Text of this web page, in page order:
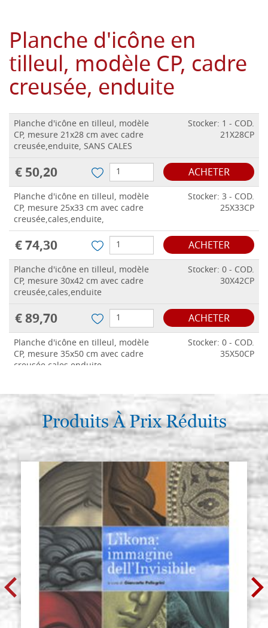
Planche d'icône en
tilleul, modèle CP, cadre
creusée, enduite
Planche d'icône en tilleul, modèle
CP, mesure 21x28 cm avec cadre
creusée,enduite, SANS CALES
Stocker: 1 - COD.
21X28CP
€ 50,20 ACHETER
Planche d'icône en tilleul, modèle
CP, mesure 25x33 cm avec cadre
creusée,cales,enduite,
Stocker: 3 - COD.
25X33CP
€ 74,30 ACHETER
Planche d'icône en tilleul, modèle
CP, mesure 30x42 cm avec cadre
creusée,cales,enduite
Stocker: 0 - COD.
30X42CP
€ 89,70 ACHETER
Planche d'icône en tilleul, modèle
CP, mesure 35x50 cm avec cadre
creusée,cales,enduite
Stocker: 0 - COD.
35X50CP
€ 100,50 ACHETER
Produits À Prix Réduits